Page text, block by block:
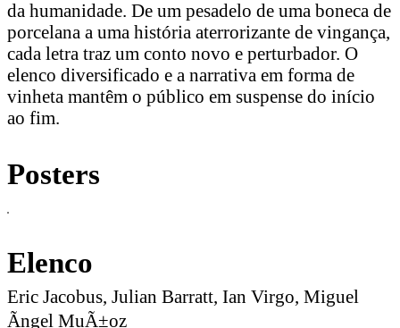
da humanidade. De um pesadelo de uma boneca de
porcelana a uma história aterrorizante de vingança,
cada letra traz um conto novo e perturbador. O
elenco diversificado e a narrativa em forma de
vinheta mantêm o público em suspense do início
ao fim.
Posters
Elenco
Eric Jacobus, Julian Barratt, Ian Virgo, Miguel
Ãngel MuÃ±oz